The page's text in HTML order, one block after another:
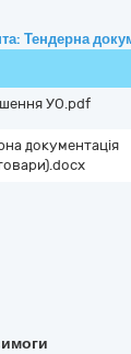
Тендерна
УО.pdf
документація